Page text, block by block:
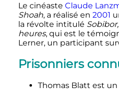
Le cinéaste Claude
Shoah, a réalisé en 2001
la révolte intitulé
heures, qui est le
Lerner, un participant
Prisonniers
Thomas Blatt est un